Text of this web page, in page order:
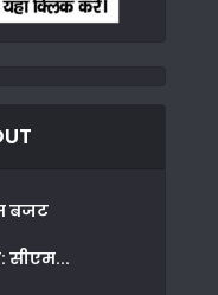
बजट
सीएम...